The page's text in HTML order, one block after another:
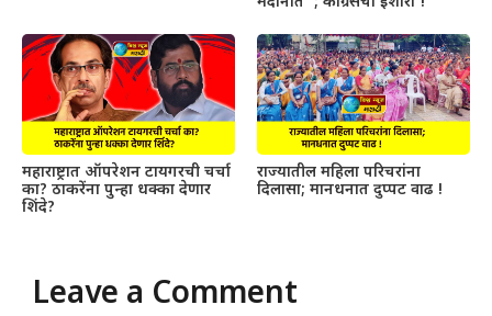
महाराष्ट्रात ऑपरेशन टायगरची चर्चा
का? ठाकरेंना पुन्हा धक्का देणार
शिंदे?
राज्यातील महिला परिचरांना
दिलासा; मानधनात दुप्पट वाढ !
Leave a Comment